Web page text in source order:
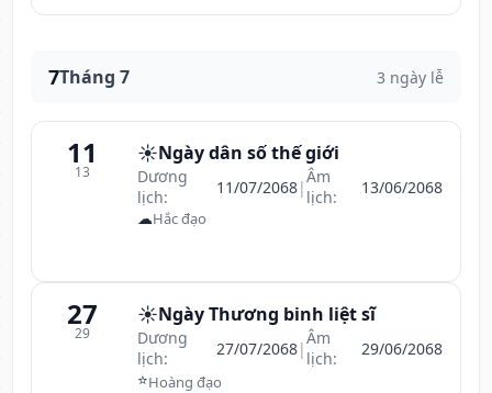
7Tháng 7 3 ngày lễ
11
13
☀️Ngày dân số thế giới
Dương
lịch:
11/07/2068|Âm
lịch:
13/06/2068
☁Hắc đạo
27
29
☀️Ngày Thương binh liệt sĩ
Dương
lịch:
27/07/2068|Âm
lịch:
29/06/2068
⭐Hoàng đạo